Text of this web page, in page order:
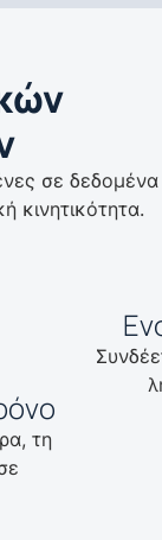
σε δεδομένα
κινητικότητα.
τη